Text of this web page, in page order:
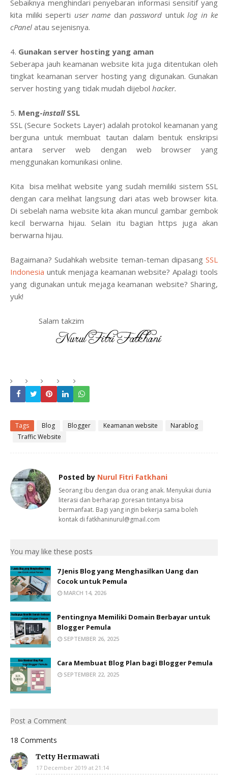
Sebaiknya menghindari penyebaran informasi sensitif yang
kita miliki seperti user name dan password untuk log in ke
cPanel atau sejenisnya.
4. Gunakan server hosting yang aman
Seberapa jauh keamanan website kita juga ditentukan oleh
tingkat keamanan server hosting yang digunakan. Gunakan
server hosting yang tidak mudah dijebol hacker.
5. Meng-installSSL
SSL (Secure Sockets Layer) adalah protokol keamanan yang
berguna untuk membuat tautan dalam bentuk enskripsi
antara server web dengan web browser yang
menggunakan komunikasi online.
Kita bisa melihat website yang sudah memiliki sistem SSL
dengan cara melihat langsung dari atas web browser kita.
Di sebelah nama website kita akan muncul gambar gembok
kecil berwarna hijau. Selain itu bagian https juga akan
berwarna hijau.
Bagaimana? Sudahkah website teman-teman dipasang SSL
Indonesia untuk menjaga keamanan website? Apalagi tools
yang digunakan untuk mejaga keamanan website? Sharing,
yuk!
Salam takzim
Tags Blog Blogger Keamanan website
Narablog
Traffic Website
Posted by Nurul Fitri Fatkhani
Seorang ibu dengan dua orang anak. Menyukai dunia
literasi dan berharap goresan tintanya bisa
bermanfaat. Bagi yang ingin bekerja sama boleh
kontak di fatkhaninurul@gmail.com
You may like these posts
7 Jenis Blog yang Menghasilkan Uang dan
Cocok untuk Pemula
MARCH 14, 2026
Pentingnya Memiliki Domain Berbayar untuk
Blogger Pemula
SEPTEMBER 26, 2025
Cara Membuat Blog Plan bagi Blogger Pemula
SEPTEMBER 22, 2025
Post a Comment
18 Comments
Tetty Hermawati
17 December 2019 at 21:14